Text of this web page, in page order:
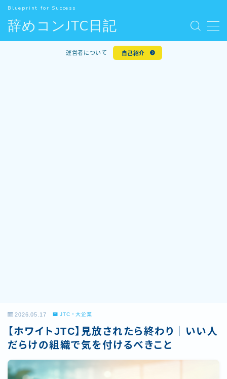
辞めコンJTC日記
Blueprint for Success
運営者について 自己紹介
2026.05.17 JTC・大企業
【ホワイトJTC】見放されたら終わり｜いい人
だらけの組織で気を付けるべきこと